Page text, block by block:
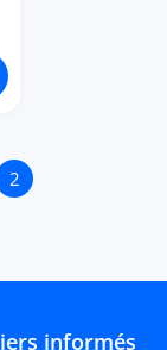
la quantité de
de Round Black
2
informés